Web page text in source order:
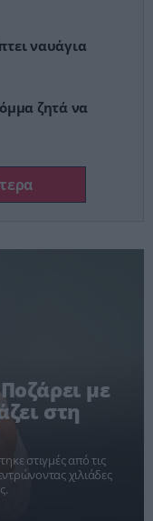
ναυάγια
ζητά να
με
στη
στιγμές από τις
χιλιάδες